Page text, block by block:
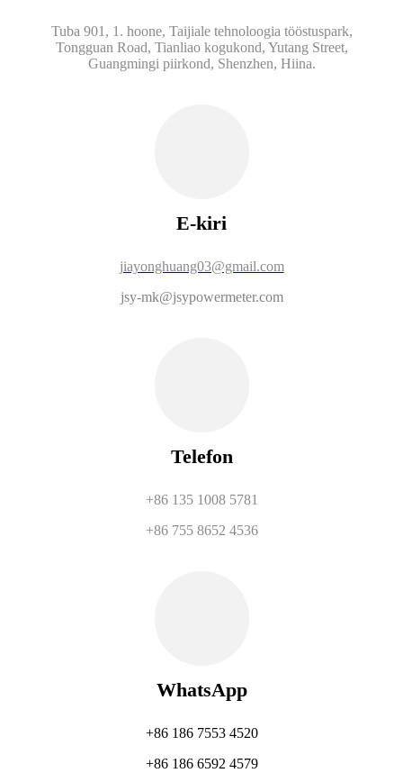
Tuba 901, 1. hoone, Taijiale tehnoloogia tööstuspark,
Tongguan Road, Tianliao kogukond, Yutang Street,
Guangmingi piirkond, Shenzhen, Hiina.
E-kiri
jiayonghuang03@gmail.com
jsy-mk@jsypowermeter.com
Telefon
+86 135 1008 5781
+86 755 8652 4536
WhatsApp
+86 186 7553 4520
+86 186 6592 4579